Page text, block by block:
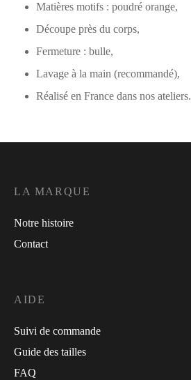
Matières motifs : poudré orange,
Découpe près du corps,
Fermeture : bulle,
Lavage à la main (recommandé),
Réalisé en France dans nos ateliers.
LA MARQUE
Notre histoire
Contact
AIDE
Suivi de commande
Guide des tailles
FAQ